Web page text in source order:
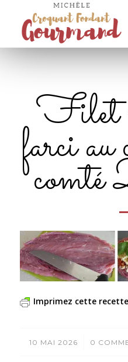
Filet
farci au
Imprimez cette recette
10 MAI 2026
/ 0